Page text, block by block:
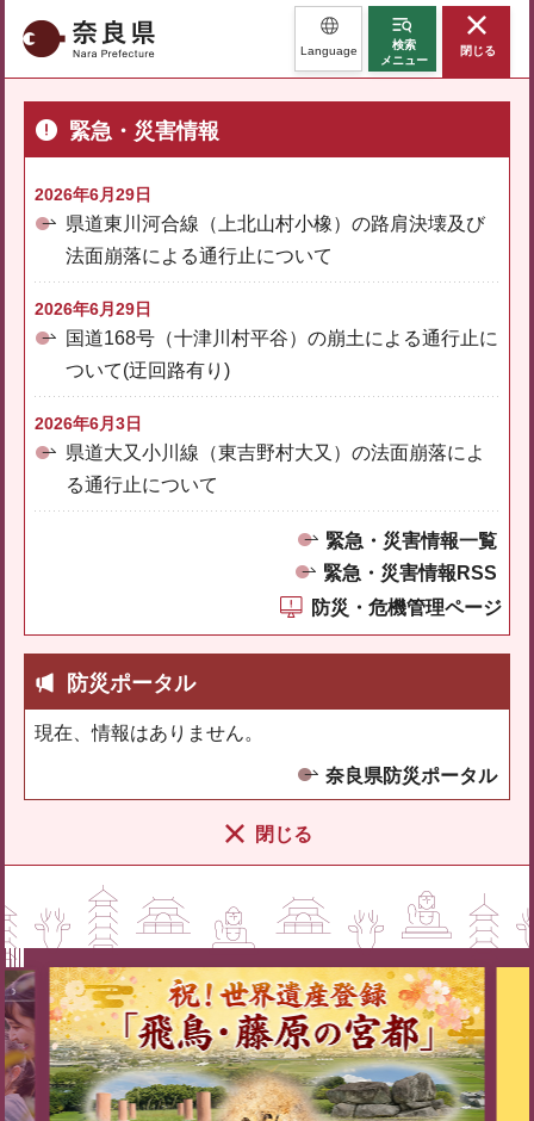
奈良県 Language
検索
メニュー
閉じる
緊急・災害情報
2026年6月29日
県道東川河合線（上北山村小橡）の路肩決壊及び
法面崩落による通行止について
2026年6月29日
国道168号（十津川村平谷）の崩土による通行止に
ついて(迂回路有り)
2026年6月3日
県道大又小川線（東吉野村大又）の法面崩落によ
る通行止について
緊急・災害情報一覧
緊急・災害情報RSS
防災・危機管理ページ
防災ポータル
現在、情報はありません。
奈良県防災ポータル
閉じる